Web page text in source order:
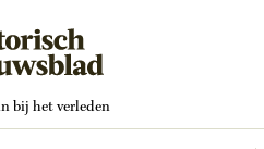
bij het verleden